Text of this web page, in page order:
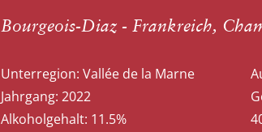
Bourgeois-Diaz - Frankreich,
Unterregion: Vallée de la Marne
Jahrgang: 2022
Alkoholgehalt: 11.5%